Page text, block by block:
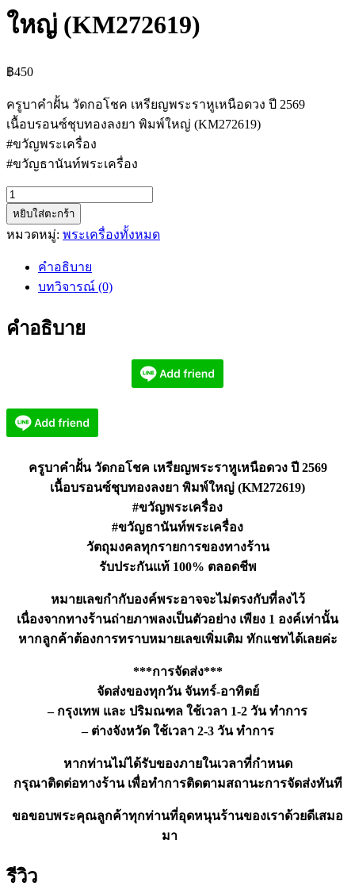
ใหญ่ (KM272619)
฿450
ครูบาคำฝั้น วัดกอโชค เหรียญพระราหูเหนือดวง ปี 2569
เนื้อบรอนซ์ชุบทองลงยา พิมพ์ใหญ่ (KM272619)
#ขวัญพระเครื่อง
#ขวัญธานันท์พระเครื่อง
จำนวน
ครู
บา
โชค
เหนือ
ดวง
2569
หยิบใส่ตะกร้า
หมวดหมู่: พระเครื่องทั้งหมด
คำอธิบาย
บทวิจารณ์ (0)
คำอธิบาย
ครูบาคำฝั้น วัดกอโชค เหรียญพระราหูเหนือดวง ปี 2569
เนื้อบรอนซ์ชุบทองลงยา พิมพ์ใหญ่ (KM272619)
#ขวัญพระเครื่อง
#ขวัญธานันท์พระเครื่อง
วัตถุมงคลทุกรายการของทางร้าน
รับประกันแท้ 100% ตลอดชีพ
หมายเลขกำกับองค์พระอาจจะไม่ตรงกับที่ลงไว้
เนื่องจากทางร้านถ่ายภาพลงเป็นตัวอย่าง เพียง 1 องค์เท่านั้น
หากลูกค้าต้องการทราบหมายเลขเพิ่มเติม ทักแชทได้เลยค่ะ
***การจัดส่ง***
จัดส่งของทุกวัน จันทร์-อาทิตย์
– กรุงเทพ และ ปริมณฑล ใช้เวลา 1-2 วัน ทำการ
– ต่างจังหวัด ใช้เวลา 2-3 วัน ทำการ
หากท่านไม่ได้รับของภายในเวลาที่กำหนด
กรุณาติดต่อทางร้าน เพื่อทำการติดตามสถานะการจัดส่งทันที
ขอขอบพระคุณลูกค้าทุกท่านที่อุดหนุนร้านของเราด้วยดีเสมอ
มา
รีวิว